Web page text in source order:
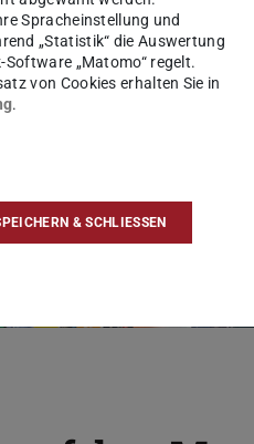
Spracheinstellung und
„Statistik“ die Auswertung
„Matomo“ regelt.
von Cookies erhalten Sie in
.
& SCHLIESSEN